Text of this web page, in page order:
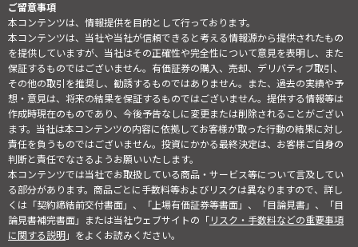
ご留意事項
本コンテンツは、情報提供を目的として行っております。
本コンテンツは、当社や当社が信頼できると考える情報源から提供されたもの
を提供していますが、当社はその正確性や完全性について意見を表明し、また
保証するものではございません。有価証券の購入、売却、デリバティブ取引、
その他の取引を推奨し、勧誘するものではありません。また、過去の実績や予
想・意見は、将来の結果を保証するものではございません。提供する情報等は
作成時現在のものであり、今後予告なしに変更または削除されることがござい
ます。当社は本コンテンツの内容に依拠してお客様が取った行動の結果に対し
責任を負うものではございません。投資にかかる最終決定は、お客様ご自身の
判断と責任でなさるようお願いいたします。
本コンテンツでは当社でお取扱している商品・サービス等について言及してい
る部分があります。商品ごとに手数料等およびリスクは異なりますので、詳し
くは「契約締結前交付書面」、「上場有価証券等書面」、「目論見書」、「目
論見書補完書面」または当社ウェブサイトの「リスク・手数料などの重要事項
に関する説明」をよくお読みください。